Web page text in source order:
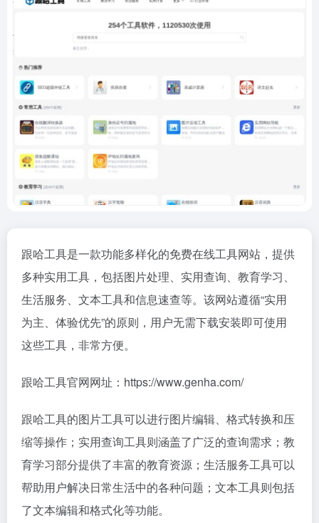
跟哈工具是一款功能多样化的免费在线工具网站，提供
多种实用工具，包括图片处理、实用查询、教育学习、
生活服务、文本工具和信息速查等。该网站遵循“实用
为主、体验优先”的原则，用户无需下载安装即可使用
这些工具，非常方便。
跟哈工具官网网址：https://www.genha.com/
跟哈工具的图片工具可以进行图片编辑、格式转换和压
缩等操作；实用查询工具则涵盖了广泛的查询需求；教
育学习部分提供了丰富的教育资源；生活服务工具可以
帮助用户解决日常生活中的各种问题；文本工具则包括
了文本编辑和格式化等功能。